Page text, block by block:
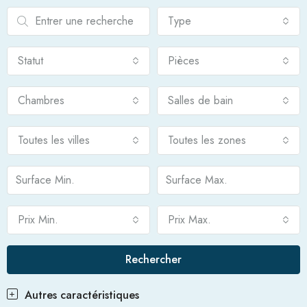
Type
Statut Pièces
Chambres Salles de bain
Toutes les villes Toutes les zones
Prix Min. Prix Max.
Rechercher
Autres caractéristiques